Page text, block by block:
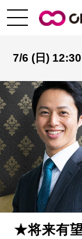
7/6 (日)
★将来有